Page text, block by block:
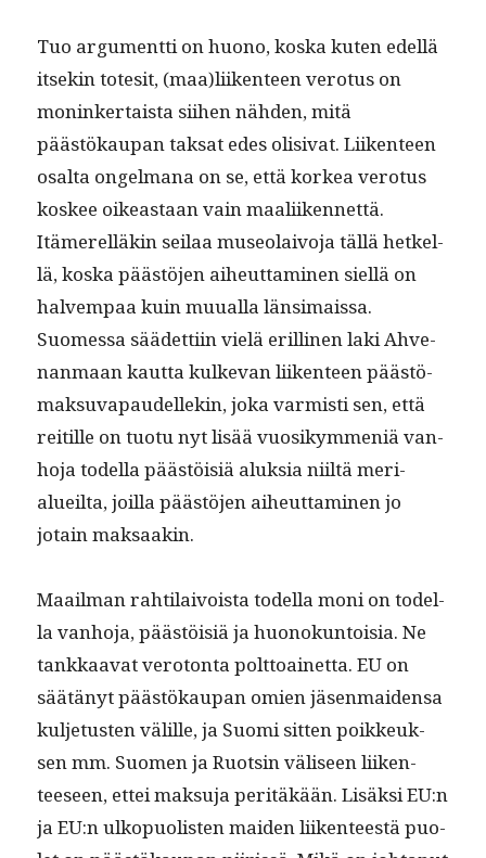
Tuo argu­ment­ti on huono, kos­ka kuten edel­lä
itsekin tote­sit, (maa)liikenteen vero­tus on
moninker­taista siihen näh­den, mitä
päästökau­pan tak­sat edes oli­si­vat. Liiken­teen
osalta ongel­mana on se, että korkea vero­tus
kos­kee oikeas­t­aan vain maali­iken­net­tä.
Itämerel­läkin seilaa muse­o­laivo­ja täl­lä het­kel­
lä, kos­ka päästö­jen aiheut­ta­mi­nen siel­lä on
halvem­paa kuin muual­la län­si­mais­sa.
Suomes­sa säädet­ti­in vielä erilli­nen laki Ahve­
nan­maan kaut­ta kulke­van liiken­teen päästö­
mak­su­va­paudellekin, joka varmisti sen, että
reit­ille on tuo­tu nyt lisää vuosikym­meniä van­
ho­ja todel­la päästöisiä aluk­sia niiltä meri­
alueil­ta, joil­la päästö­jen aiheut­ta­mi­nen jo
jotain maksaakin.
Maail­man rahti­laivoista todel­la moni on todel­
la van­ho­ja, päästöisiä ja huonokun­toisia. Ne
tankkaa­vat vero­ton­ta polt­toainet­ta. EU on
säätänyt päästökau­pan omien jäsen­maid­en­sa
kul­je­tusten välille, ja Suo­mi sit­ten poikkeuk­
sen mm. Suomen ja Ruotsin väliseen liiken­
teeseen, ettei mak­su­ja per­itäkään. Lisäk­si EU:n
ja EU:n ulkop­uolis­ten maid­en liiken­teestä puo­